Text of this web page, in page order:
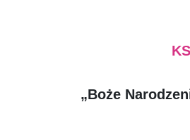
„Boże